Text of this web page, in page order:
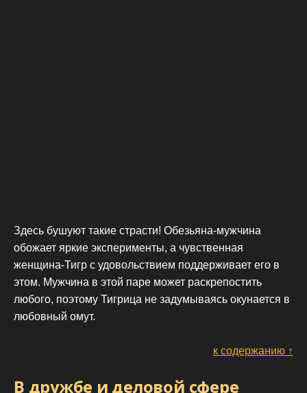
Здесь бушуют такие страсти! Обезьяна-мужчина
обожает яркие эксперименты, а чувственная
женщина-Тигр с удовольствием поддерживает его в
этом. Мужчина в этой паре может раскрепостить
любого, поэтому Тигрица не задумываясь окунается в
любовный омут.
к содержанию ↑
В дружбе и деловой сфере